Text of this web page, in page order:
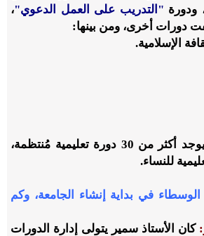
ودورة "التدريب على العمل الدعوي"،
دورات أخرى، ومن بينها:
الإسلامية.
وفي الوقت الراهن، يوجد أكثر من 30 دورة تعليمية مُنتظمة،
في بداية إنشاء الجامعة، وكم
كان الأستاذ سمير يتولى إدارة الدورات